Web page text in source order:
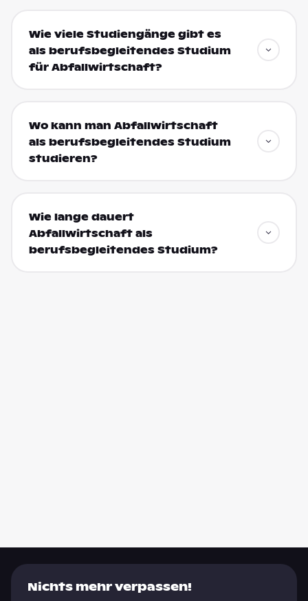
Wie viele Studiengänge gibt es
als berufsbegleitendes Studium
für Abfallwirtschaft?
Wo kann man Abfallwirtschaft
als berufsbegleitendes Studium
studieren?
Wie lange dauert
Abfallwirtschaft als
berufsbegleitendes Studium?
Nichts mehr verpassen!